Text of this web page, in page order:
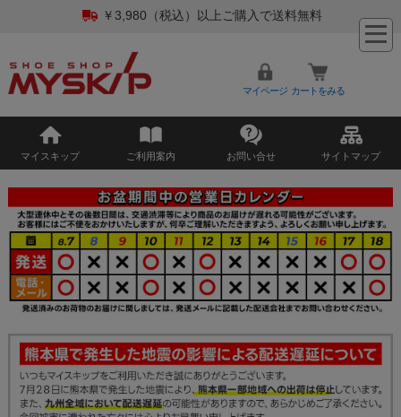
￥3,980（税込）以上ご購入で送料無料
マイページ カートをみる
マイスキップ ご利用案内 お問い合せ サイトマップ